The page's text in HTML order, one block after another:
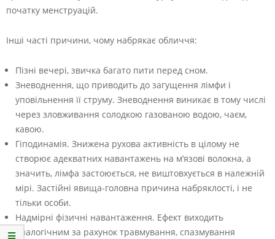
початку менструацій.
Інші часті причини, чому набрякає обличчя:
Пізні вечері, звичка багато пити перед сном.
Зневоднення, що приводить до загущення лімфи і
уповільнення її струму. Зневоднення виникає в тому числі
через зловживання солодкою газованою водою, чаєм,
кавою.
Гіподинамія. Знижена рухова активність в цілому не
створює адекватних навантажень на м’язові волокна, а
значить, лімфа застоюється, не виштовхується в належній
мірі. Застійні явища-головна причина набряклості, і не
тільки особи.
Надмірні фізичні навантаження. Ефект виходить
аналогічним за рахунок травмування, спазмування